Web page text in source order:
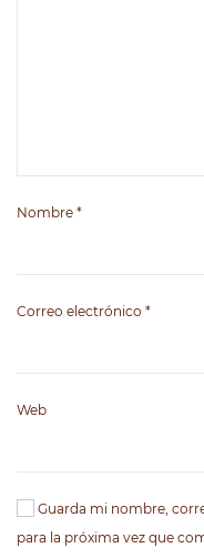
Nombre *
Correo electrónico *
Web
Guarda mi nombre,
para la próxima vez que